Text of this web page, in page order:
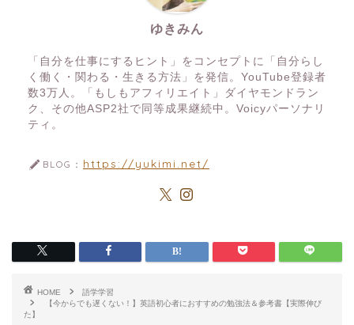
ゆきみん
「自分を仕事にするヒント」をコンセプトに「自分らし
く働く・関わる・生きる方法」を発信。YouTube登録者
数3万人。「もしもアフィリエイト」ダイヤモンドラン
ク、その他ASP2社で同等成果継続中。Voicyパーソナリ
ティ。
BLOG： https://yukimi.net/
HOME
語学学習
【今からでも遅くない！】英語初心者におすすめの勉強法＆参考書【実際伸び
た】